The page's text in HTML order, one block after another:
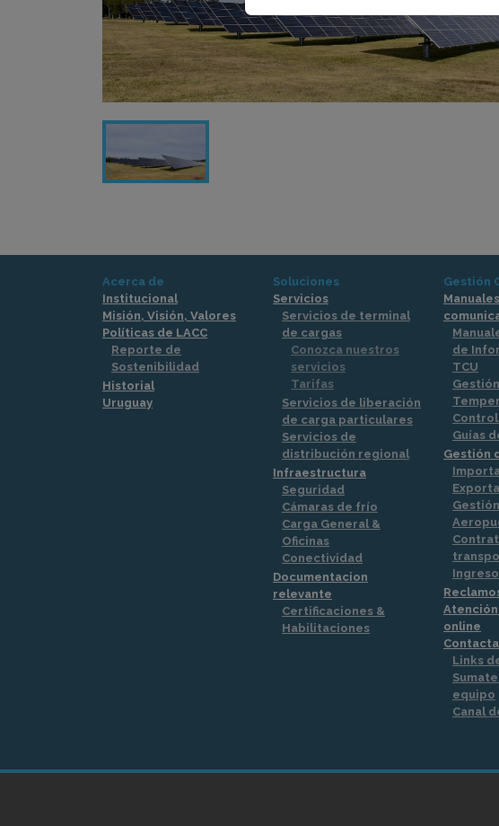
Acerca de
Institucional
Misión, Visión, Valores
Políticas de LACC
Reporte de
Sostenibilidad
Historial
Uruguay
Soluciones
Servicios
Servicios de terminal
de cargas
Conozca nuestros
servicios
Tarifas
Servicios de liberación
de carga particulares
Servicios de
distribución regional
Infraestructura
Seguridad
Cámaras de frío
Carga General &
Oficinas
Conectividad
Documentacion
relevante
Certificaciones &
Habilitaciones
Gestión
de
TCU
Guías
Gestión
online
Links
equipo
Canal